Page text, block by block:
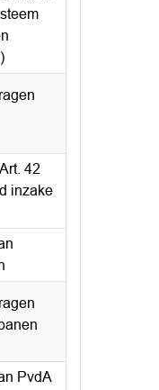
42
inzake
PvdA